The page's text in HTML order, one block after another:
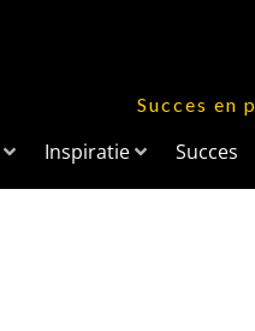
Succes en
Inspiratie Succes